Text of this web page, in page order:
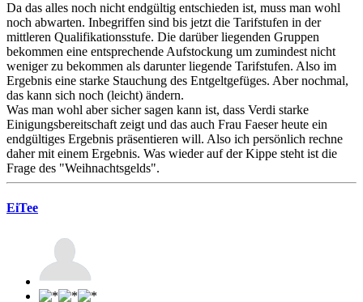
Da das alles noch nicht endgültig entschieden ist, muss man wohl
noch abwarten. Inbegriffen sind bis jetzt die Tarifstufen in der
mittleren Qualifikationsstufe. Die darüber liegenden Gruppen
bekommen eine entsprechende Aufstockung um zumindest nicht
weniger zu bekommen als darunter liegende Tarifstufen. Also im
Ergebnis eine starke Stauchung des Entgeltgefüges. Aber nochmal,
das kann sich noch (leicht) ändern.
Was man wohl aber sicher sagen kann ist, dass Verdi starke
Einigungsbereitschaft zeigt und das auch Frau Faeser heute ein
endgültiges Ergebnis präsentieren will. Also ich persönlich rechne
daher mit einem Ergebnis. Was wieder auf der Kippe steht ist die
Frage des "Weihnachtsgelds".
EiTee